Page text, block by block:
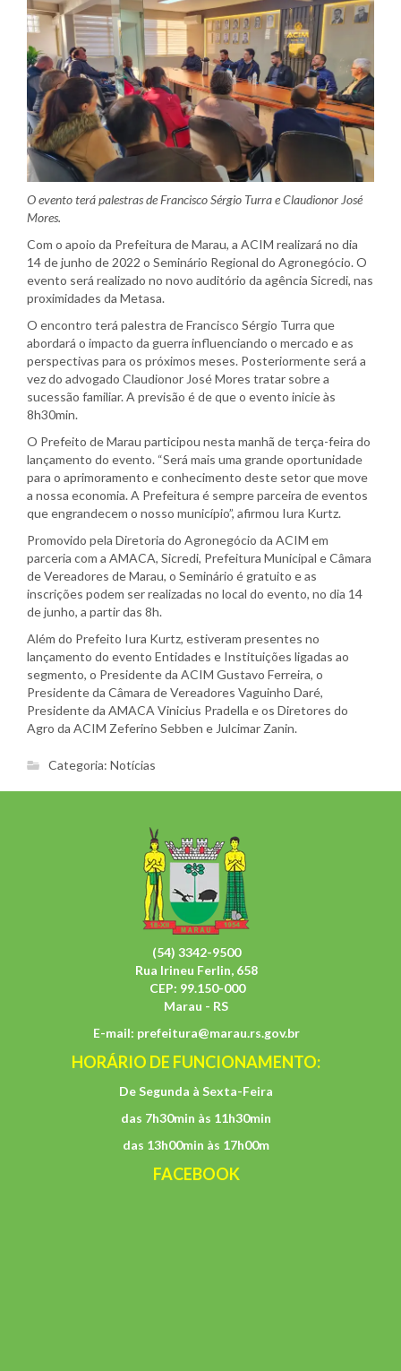
O evento terá palestras de Francisco Sérgio Turra e Claudionor José
Mores.
Com o apoio da Prefeitura de Marau, a ACIM realizará no dia
14 de junho de 2022 o Seminário Regional do Agronegócio. O
evento será realizado no novo auditório da agência Sicredi, nas
proximidades da Metasa.
O encontro terá palestra de Francisco Sérgio Turra que
abordará o impacto da guerra influenciando o mercado e as
perspectivas para os próximos meses. Posteriormente será a
vez do advogado Claudionor José Mores tratar sobre a
sucessão familiar. A previsão é de que o evento inicie às
8h30min.
O Prefeito de Marau participou nesta manhã de terça-feira do
lançamento do evento. “Será mais uma grande oportunidade
para o aprimoramento e conhecimento deste setor que move
a nossa economia. A Prefeitura é sempre parceira de eventos
que engrandecem o nosso município”, afirmou Iura Kurtz.
Promovido pela Diretoria do Agronegócio da ACIM em
parceria com a AMACA, Sicredi, Prefeitura Municipal e Câmara
de Vereadores de Marau, o Seminário é gratuito e as
inscrições podem ser realizadas no local do evento, no dia 14
de junho, a partir das 8h.
Além do Prefeito Iura Kurtz, estiveram presentes no
lançamento do evento Entidades e Instituições ligadas ao
segmento, o Presidente da ACIM Gustavo Ferreira, o
Presidente da Câmara de Vereadores Vaguinho Daré,
Presidente da AMACA Vinicius Pradella e os Diretores do
Agro da ACIM Zeferino Sebben e Julcimar Zanin.
Categoria: Notícias
(54) 3342-9500
Rua Irineu Ferlin, 658
CEP: 99.150-000
Marau - RS
E-mail: prefeitura@marau.rs.gov.br
HORÁRIO DE FUNCIONAMENTO:
De Segunda à Sexta-Feira
das 7h30min às 11h30min
das 13h00min às 17h00m
FACEBOOK